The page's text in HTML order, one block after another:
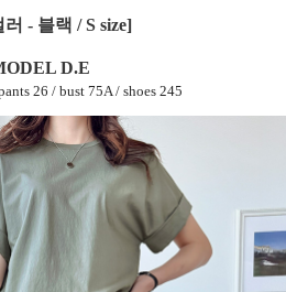
- 블랙 / S size]
D.E
26 / bust 75A / shoes 245